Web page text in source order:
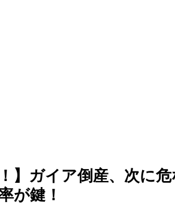
！】ガイア倒産、次に
が鍵！